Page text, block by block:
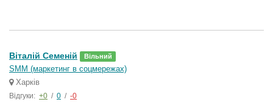
Віталій Семеній Вільний
SMM (маркетинг в соцмережах)
Харків
Відгуки: +0 / 0 / -0